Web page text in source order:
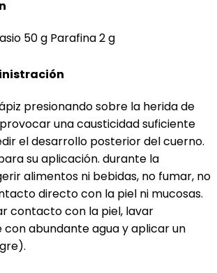
50 g Parafina 2 g
presionando sobre la herida de
una causticidad suficiente
el desarrollo posterior del cuerno.
su aplicación. durante la
alimentos ni bebidas, no fumar, no
directo con la piel ni mucosas.
contacto con la piel, lavar
abundante agua y aplicar un